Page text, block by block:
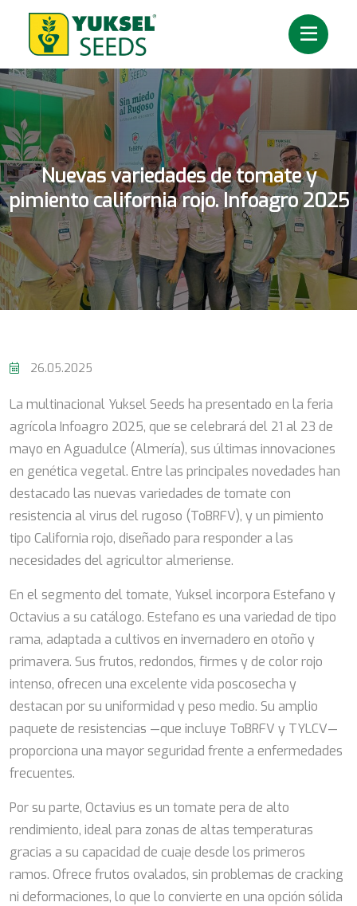
Nuevas variedades de tomate y
pimiento california rojo. Infoagro 2025
26.05.2025
La multinacional Yuksel Seeds ha presentado en la feria
agrícola Infoagro 2025, que se celebrará del 21 al 23 de
mayo en Aguadulce (Almería), sus últimas innovaciones
en genética vegetal. Entre las principales novedades han
destacado las nuevas variedades de tomate con
resistencia al virus del rugoso (ToBRFV), y un pimiento
tipo California rojo, diseñado para responder a las
necesidades del agricultor almeriense.
En el segmento del tomate, Yuksel incorpora Estefano y
Octavius a su catálogo. Estefano es una variedad de tipo
rama, adaptada a cultivos en invernadero en otoño y
primavera. Sus frutos, redondos, firmes y de color rojo
intenso, ofrecen una excelente vida poscosecha y
destacan por su uniformidad y peso medio. Su amplio
paquete de resistencias —que incluye ToBRFV y TYLCV—
proporciona una mayor seguridad frente a enfermedades
frecuentes.
Por su parte, Octavius es un tomate pera de alto
rendimiento, ideal para zonas de altas temperaturas
gracias a su capacidad de cuaje desde los primeros
ramos. Ofrece frutos ovalados, sin problemas de cracking
ni deformaciones, lo que lo convierte en una opción sólida